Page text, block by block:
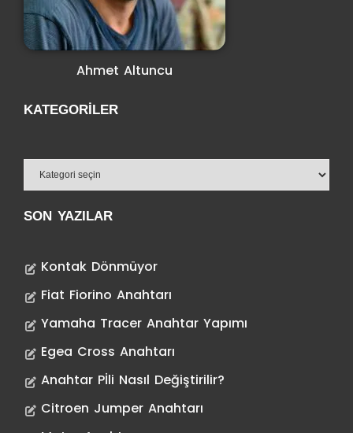
Ahmet Altuncu
KATEGORILER
SON YAZILAR
Kontak Dönmüyor
Fiat Fiorino Anahtarı
Yamaha Tracer Anahtar Yapımı
Egea Cross Anahtarı
Anahtar Pİli Nasıl Değiştirilir?
Citroen Jumper Anahtarı